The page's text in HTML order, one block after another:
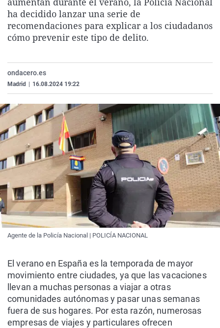
La rosa de los vientos
Gente viajera
Como el perro y el
Caso
Retornados
Equipo de
Extremadura
Galicia
La Rioja
Virales
Televisión
Elecciones
ha decidido lanzar una serie de
recomendaciones para explicar a los ciudadanos
cómo prevenir este tipo de delito.
ondacero.es
Madrid 16.08.2024 19:22
Agente de la Policía Nacional | POLICÍA NACIONAL
El verano en España es la temporada de mayor
movimiento entre ciudades, ya que las vacaciones
llevan a muchas personas a viajar a otras
comunidades autónomas y pasar unas semanas
fuera de sus hogares. Por esta razón, numerosas
empresas de viajes y particulares ofrecen